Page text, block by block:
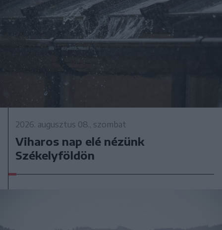
2026. augusztus 08., szombat
Viharos nap elé nézünk
Székelyföldön